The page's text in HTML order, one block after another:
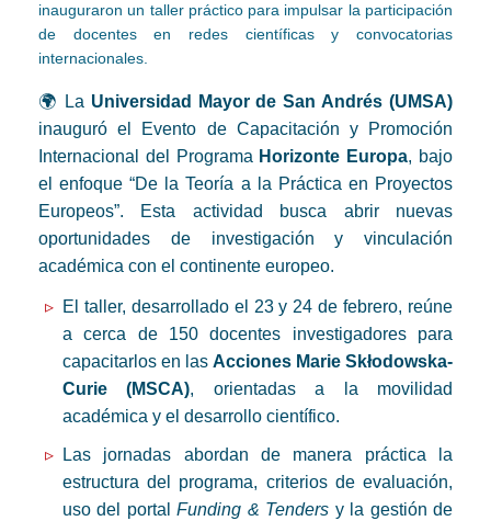
inauguraron un taller práctico para impulsar la participación
de docentes en redes científicas y convocatorias
internacionales.
🌍 La Universidad Mayor de San Andrés (UMSA)
inauguró el Evento de Capacitación y Promoción
Internacional del Programa Horizonte Europa, bajo
el enfoque “De la Teoría a la Práctica en Proyectos
Europeos”. Esta actividad busca abrir nuevas
oportunidades de investigación y vinculación
académica con el continente europeo.
El taller, desarrollado el 23 y 24 de febrero, reúne
a cerca de 150 docentes investigadores para
capacitarlos en las Acciones Marie Skłodowska-
Curie (MSCA), orientadas a la movilidad
académica y el desarrollo científico.
Las jornadas abordan de manera práctica la
estructura del programa, criterios de evaluación,
uso del portalFunding & Tenders y la gestión de